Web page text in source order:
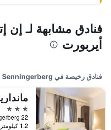
فنادق مشابهة لـ إن
أيربورت
فنادق رخيصة في Senningerberg
3 نجوم
1.2 كيلومتر عن وسط المدينة